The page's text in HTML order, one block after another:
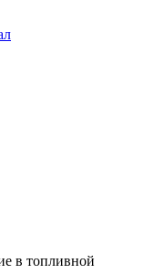
в топливной